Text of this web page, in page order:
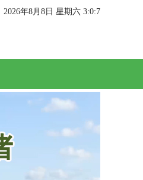
2026年8月8日 星期六 3:0:7